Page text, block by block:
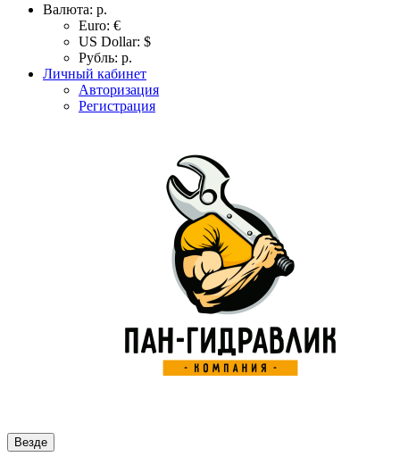
Валюта: р.
Euro: €
US Dollar: $
Рубль: р.
Личный кабинет
Авторизация
Регистрация
Везде